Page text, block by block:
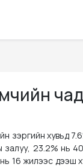
зэргийн хувьд
залуу, 23.2% нь
16 жилээс дээш